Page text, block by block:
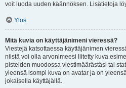
voit luoda uuden käännöksen. Lisätietoja
Ylös
Mitä kuvia on käyttäjänimeni vieressä?
Viestejä katsottaessa käyttäjänimen
niistä voi olla arvonimeesi liitetty kuva
pisteiden muodossa viestimäärästäsi tai
yleensä isompi kuva on avatar ja on
jokaisella käyttäjällä.